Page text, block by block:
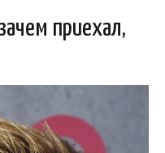
приехал,